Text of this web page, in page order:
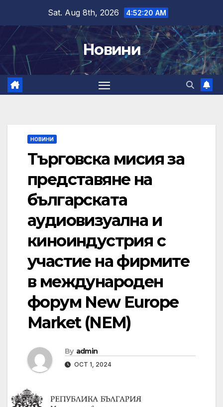
content
Sat. Aug 8th, 2026 4:52:20 AM
Новини
НОВИНИ
Търговска мисия за
представяне на
българската
аудиовизуална и
киноиндустрия с
участие на фирмите
в международен
форум New Europe
Market (NEM)
By admin
OCT 1, 2024